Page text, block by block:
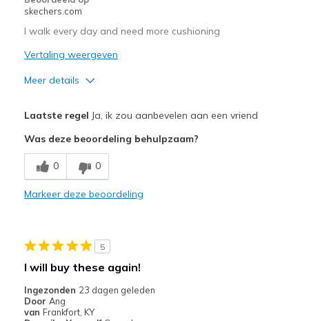
skechers.com
I walk every day and need more cushioning
Vertaling weergeven
Meer details
Breathe Well
Comfortable
Poor Cushioning
Beste toepassingen
Casual Wear
Laatste regel Ja, ik zou aanbevelen aan een vriend
Was deze beoordeling behulpzaam?
0 0
Markeer deze beoordeling
5
I will buy these again!
Ingezonden 23 dagen geleden
Door Ang
van Frankfort, KY